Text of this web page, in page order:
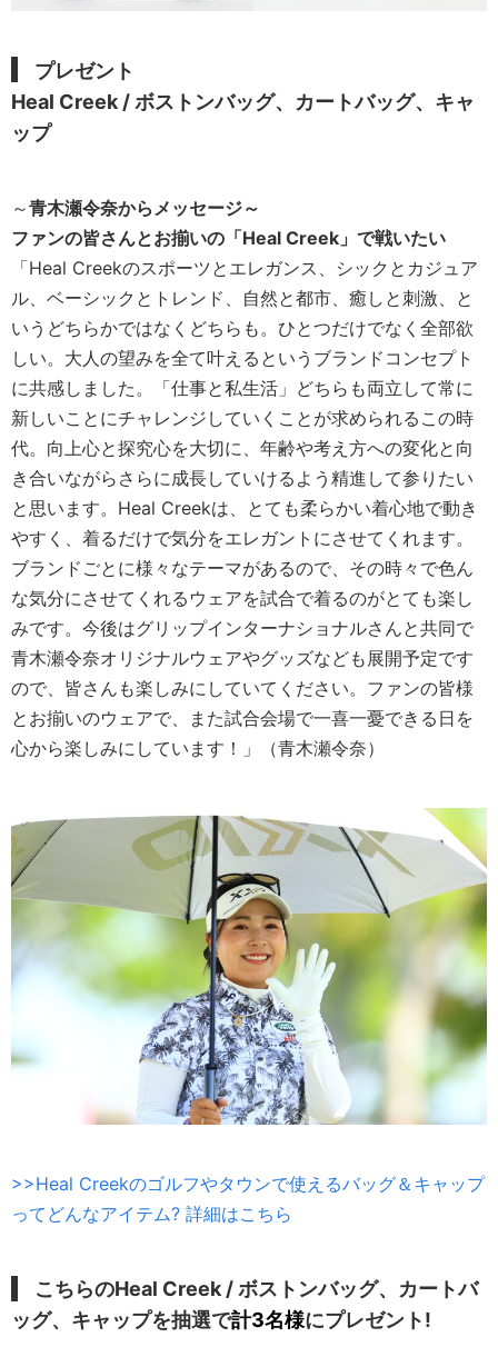
プレゼント
Heal Creek / ボストンバッグ、カートバッグ、キャ
ップ
～青木瀬令奈からメッセージ～
ファンの皆さんとお揃いの「Heal Creek」で戦いたい
「Heal Creekのスポーツとエレガンス、シックとカジュア
ル、ベーシックとトレンド、自然と都市、癒しと刺激、と
いうどちらかではなくどちらも。ひとつだけでなく全部欲
しい。大人の望みを全て叶えるというブランドコンセプト
に共感しました。「仕事と私生活」どちらも両立して常に
新しいことにチャレンジしていくことが求められるこの時
代。向上心と探究心を大切に、年齢や考え方への変化と向
き合いながらさらに成長していけるよう精進して参りたい
と思います。Heal Creekは、とても柔らかい着心地で動き
やすく、着るだけで気分をエレガントにさせてくれます。
ブランドごとに様々なテーマがあるので、その時々で色ん
な気分にさせてくれるウェアを試合で着るのがとても楽し
みです。今後はグリップインターナショナルさんと共同で
青木瀬令奈オリジナルウェアやグッズなども展開予定です
ので、皆さんも楽しみにしていてください。ファンの皆様
とお揃いのウェアで、また試合会場で一喜一憂できる日を
心から楽しみにしています！」（青木瀬令奈）
>>Heal Creekのゴルフやタウンで使えるバッグ＆キャップ
ってどんなアイテム? 詳細はこちら
こちらのHeal Creek / ボストンバッグ、カートバ
ッグ、キャップを抽選で計3名様にプレゼント!